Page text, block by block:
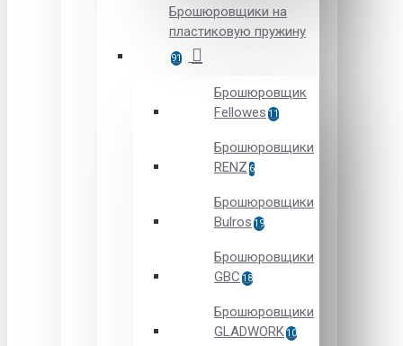
Брошюровщики на
пластиковую пружину
91
Брошюровщик
Fellowes 11
Брошюровщики
RENZ 6
Брошюровщики
Bulros 19
Брошюровщики
GBC 18
Брошюровщики
GLADWORK10